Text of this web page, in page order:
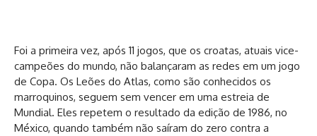
Foi a primeira vez, após 11 jogos, que os croatas, atuais vice-
campeões do mundo, não balançaram as redes em um jogo
de Copa. Os Leões do Atlas, como são conhecidos os
marroquinos, seguem sem vencer em uma estreia de
Mundial. Eles repetem o resultado da edição de 1986, no
México, quando também não saíram do zero contra a